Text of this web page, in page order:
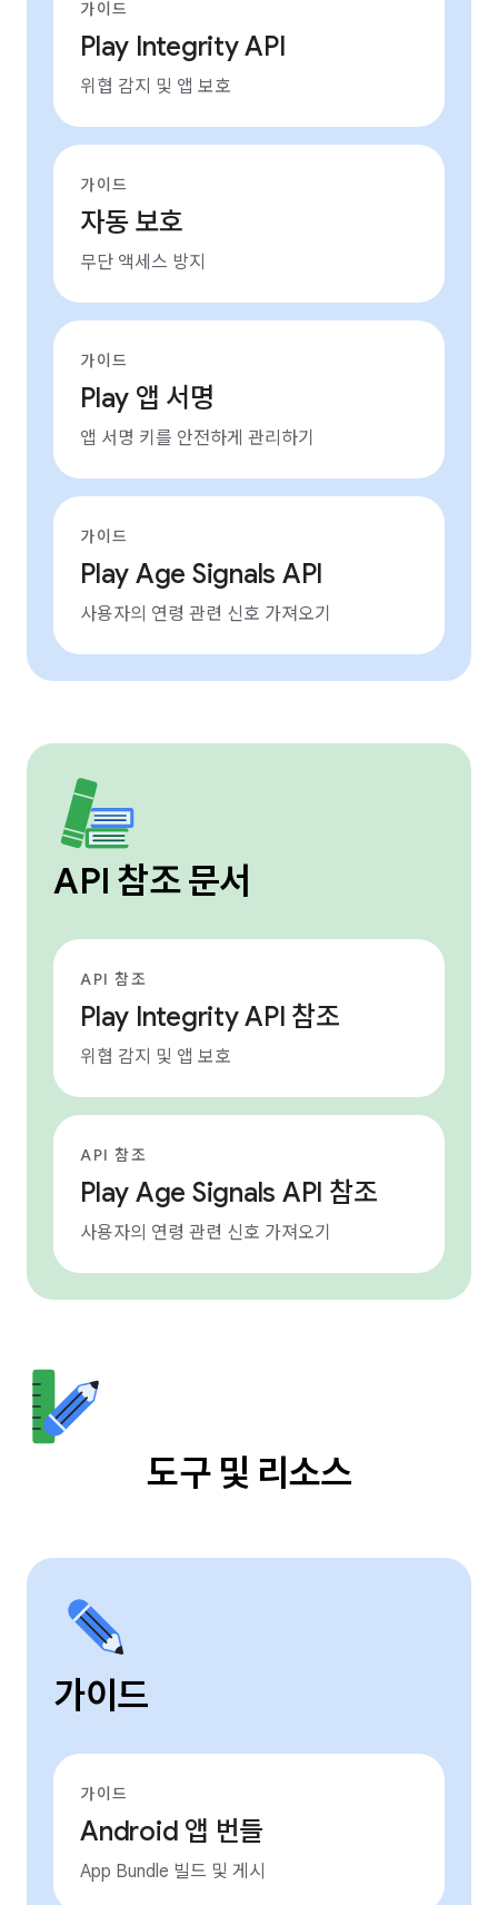
가이드
Play Integrity API
위협 감지 및 앱 보호
가이드
자동 보호
무단 액세스 방지
가이드
Play 앱 서명
앱 서명 키를 안전하게 관리하기
가이드
Play Age Signals API
사용자의 연령 관련 신호 가져오기
API 참조 문서
API 참조
Play Integrity API 참조
위협 감지 및 앱 보호
API 참조
Play Age Signals API 참조
사용자의 연령 관련 신호 가져오기
도구 및 리소스
가이드
가이드
Android 앱 번들
App Bundle 빌드 및 게시